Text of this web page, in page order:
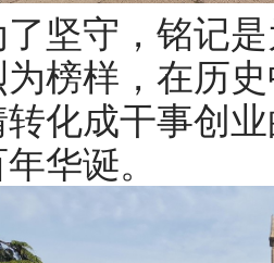
守，铭记是
榜样，在历
转化成干事创
华诞。